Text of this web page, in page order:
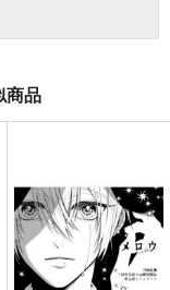
商品